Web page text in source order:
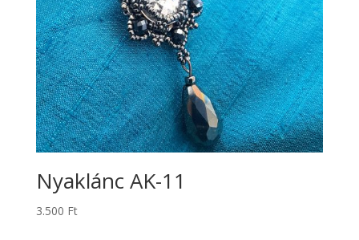
Nyaklánc AK-11
3.500 Ft